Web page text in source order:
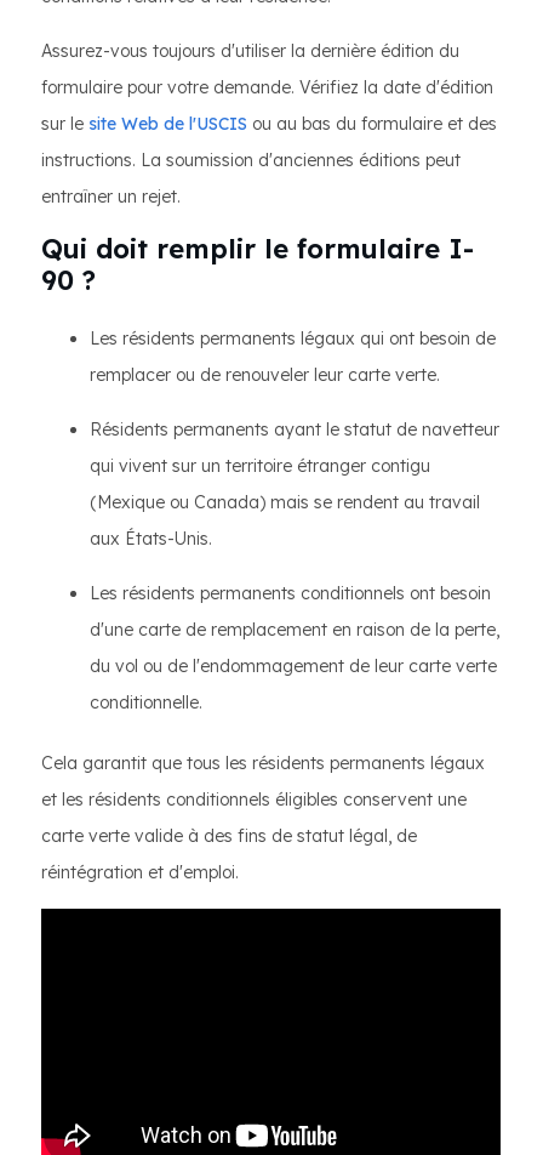
Assurez-vous toujours d'utiliser la dernière édition du
formulaire pour votre demande. Vérifiez la date d'édition
sur le site Web de l'USCIS ou au bas du formulaire et des
instructions. La soumission d'anciennes éditions peut
entraîner un rejet.
Qui doit remplir le formulaire I-
90 ?
Les résidents permanents légaux qui ont besoin de
remplacer ou de renouveler leur carte verte.
Résidents permanents ayant le statut de navetteur
qui vivent sur un territoire étranger contigu
(Mexique ou Canada) mais se rendent au travail
aux États-Unis.
Les résidents permanents conditionnels ont besoin
d'une carte de remplacement en raison de la perte,
du vol ou de l'endommagement de leur carte verte
conditionnelle.
Cela garantit que tous les résidents permanents légaux
et les résidents conditionnels éligibles conservent une
carte verte valide à des fins de statut légal, de
réintégration et d'emploi.